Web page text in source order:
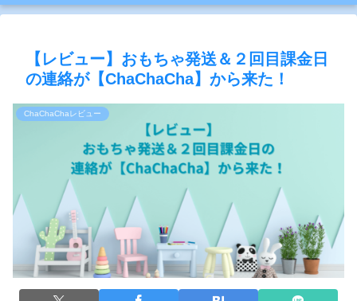
【レビュー】おもちゃ発送＆２回目課金日
の連絡が【ChaChaCha】から来た！
ChaChaChaレビュー